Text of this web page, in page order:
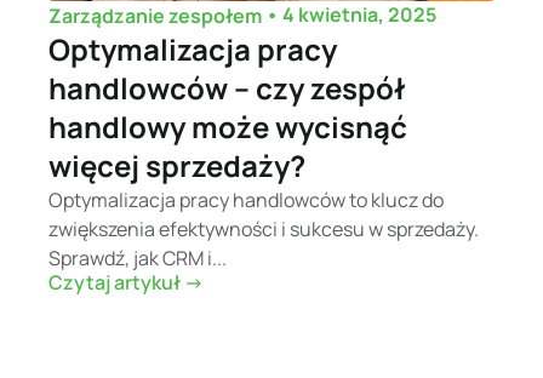
Zarządzanie zespołem • 4 kwietnia, 2025
Optymalizacja pracy
handlowców – czy zespół
handlowy może wycisnąć
więcej sprzedaży?
Optymalizacja pracy handlowców to klucz do
zwiększenia efektywności i sukcesu w sprzedaży.
Sprawdź, jak CRM i...
Czytaj artykuł ->